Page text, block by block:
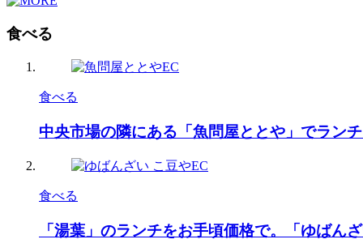
食べる
食べる
中央市場の隣にある「魚問屋ととや」でランチ
食べる
「湯葉」のランチをお手頃価格で。「ゆばんざ